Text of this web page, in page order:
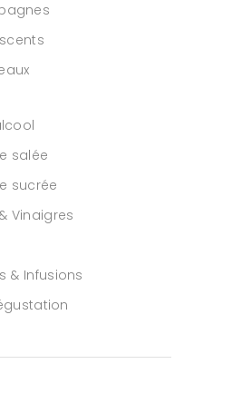
salée
sucrée
Vinaigres
& Infusions